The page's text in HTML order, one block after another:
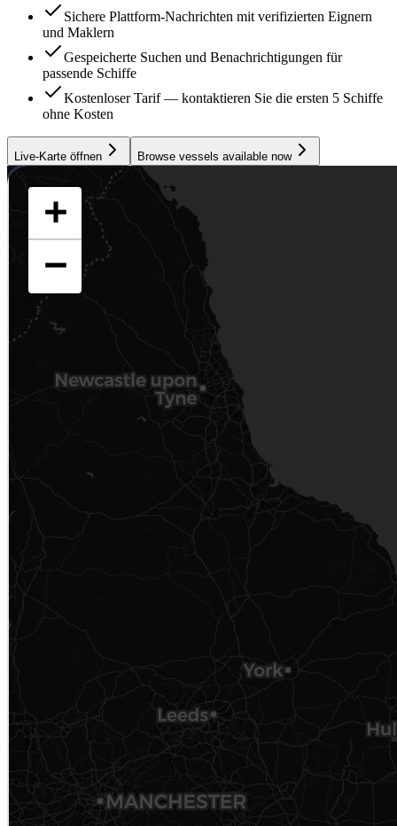
Sichere Plattform-Nachrichten mit verifizierten Eignern
und Maklern
Gespeicherte Suchen und Benachrichtigungen für
passende Schiffe
Kostenloser Tarif — kontaktieren Sie die ersten 5 Schiffe
ohne Kosten
Live-Karte öffnen Browse vessels available now